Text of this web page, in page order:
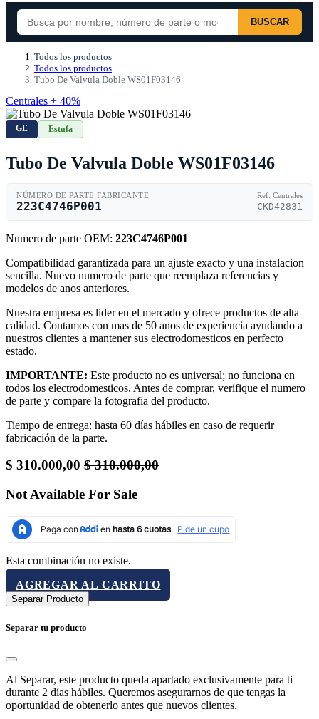
BUSCAR
Todos los productos
Todos los productos
Tubo De Valvula Doble WS01F03146
Centrales + 40%
GE Estufa
Tubo De Valvula Doble WS01F03146
NÚMERO DE PARTE FABRICANTE
223C4746P001
Ref. Centrales
CKD42831
Numero de parte OEM: 223C4746P001
Compatibilidad garantizada para un ajuste exacto y una instalacion
sencilla. Nuevo numero de parte que reemplaza referencias y
modelos de anos anteriores.
Nuestra empresa es lider en el mercado y ofrece productos de alta
calidad. Contamos con mas de 50 anos de experiencia ayudando a
nuestros clientes a mantener sus electrodomesticos en perfecto
estado.
IMPORTANTE: Este producto no es universal; no funciona en
todos los electrodomesticos. Antes de comprar, verifique el numero
de parte y compare la fotografia del producto.
Tiempo de entrega: hasta 60 días hábiles en caso de requerir
fabricación de la parte.
$ 310.000,00 $310.000,00
Not Available For Sale
Esta combinación no existe.
AGREGAR AL CARRITO
Separar Producto
Separar tu producto
Al Separar, este producto queda apartado exclusivamente para ti
durante 2 días hábiles. Queremos asegurarnos de que tengas la
oportunidad de obtenerlo antes que nuevos clientes.